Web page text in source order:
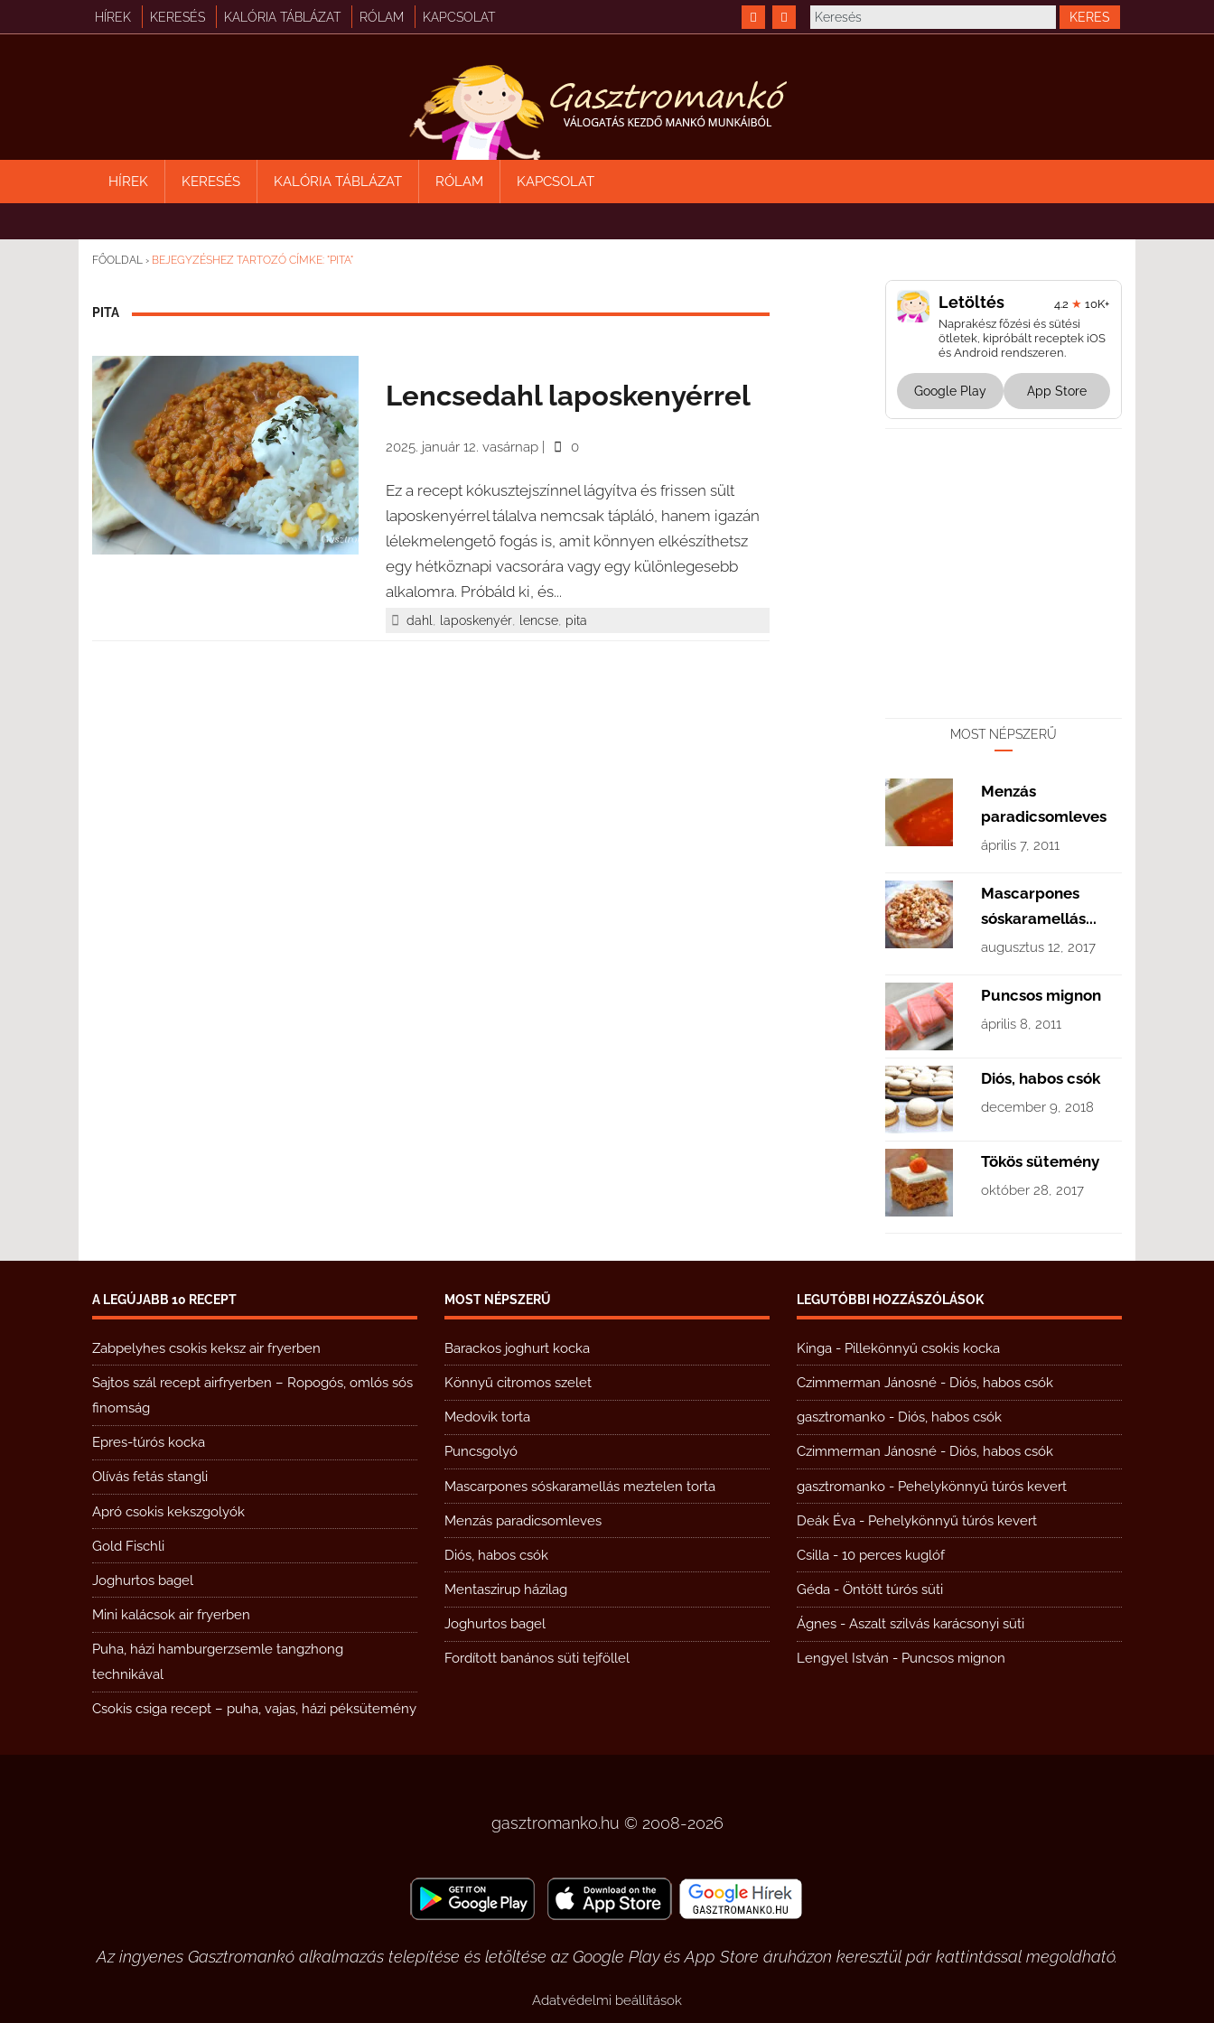
HÍREK KERESÉS KALÓRIA TÁBLÁZAT RÓLAM KAPCSOLAT
HÍREK KERESÉS KALÓRIA TÁBLÁZAT RÓLAM KAPCSOLAT
FŐOLDAL › BEJEGYZÉSHEZ TARTOZÓ CÍMKE: "PITA"
PITA
Lencsedahl laposkenyérrel
2025. január 12. vasárnap 0
Ez a recept kókusztejszínnel lágyítva és frissen sült
laposkenyérrel tálalva nemcsak tápláló, hanem igazán
lélekmelengető fogás is, amit könnyen elkészíthetsz
egy hétköznapi vacsorára vagy egy különlegesebb
alkalomra. Próbáld ki, és...
dahl , laposkenyér, lencse, pita
Letöltés 4.2 ★ 10K+
Naprakész főzési és sütési
ötletek, kipróbált receptek iOS
és Android rendszeren.
Google Play App Store
MOST NÉPSZERŰ
Menzás
paradicsomleves
április 7, 2011
Mascarpones
sóskaramellás...
augusztus 12, 2017
Puncsos mignon
április 8, 2011
Diós, habos csók
december 9, 2018
Tökös sütemény
október 28, 2017
A LEGÚJABB 10 RECEPT
Zabpelyhes csokis keksz air fryerben
Sajtos szál recept airfryerben – Ropogós, omlós sós
finomság
Epres-túrós kocka
Olívás fetás stangli
Apró csokis kekszgolyók
Gold Fischli
Joghurtos bagel
Mini kalácsok air fryerben
Puha, házi hamburgerzsemle tangzhong
technikával
Csokis csiga recept – puha, vajas, házi péksütemény
MOST NÉPSZERŰ
Barackos joghurt kocka
Könnyű citromos szelet
Medovik torta
Puncsgolyó
Mascarpones sóskaramellás meztelen torta
Menzás paradicsomleves
Diós, habos csók
Mentaszirup házilag
Joghurtos bagel
Fordított banános süti tejföllel
LEGUTÓBBI HOZZÁSZÓLÁSOK
Kinga - Pillekönnyű csokis kocka
Czimmerman Jánosné - Diós, habos csók
gasztromanko - Diós, habos csók
Czimmerman Jánosné - Diós, habos csók
gasztromanko - Pehelykönnyű túrós kevert
Deák Éva - Pehelykönnyű túrós kevert
Csilla - 10 perces kuglóf
Géda - Öntött túrós süti
Ágnes - Aszalt szilvás karácsonyi süti
Lengyel István - Puncsos mignon
gasztromanko.hu © 2008-2026
Az ingyenes Gasztromankó alkalmazás telepítése és letöltése az Google Play és App Store áruházon keresztül pár kattintással megoldható.
Adatvédelmi beállítások